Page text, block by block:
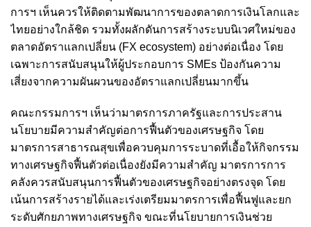
การฯ เห็นควรให้ติดตามพัฒนาการของตลาดการเงินโลกและ
ไทยอย่างใกล้ชิด รวมทั้งผลักดันการสร้างระบบนิเวศใหม่ของ
ตลาดอัตราแลกเปลี่ยน (FX ecosystem) อย่างต่อเนื่อง โดย
เฉพาะการสนับสนุนให้ผู้ประกอบการ SMEs ป้องกันความ
เสี่ยงจากความผันผวนของอัตราแลกเปลี่ยนมากขึ้น
คณะกรรมการฯ เห็นว่ามาตรการภาครัฐและการประสาน
นโยบายมีความสำคัญต่อการฟื้นตัวของเศรษฐกิจ โดย
มาตรการสาธารณสุขเพื่อควบคุมการระบาดที่เอื้อให้กิจกรรม
ทางเศรษฐกิจฟื้นตัวต่อเนื่องยังมีความสำคัญ มาตรการการ
คลังควรสนับสนุนการฟื้นตัวของเศรษฐกิจอย่างตรงจุด โดย
เน้นการสร้างรายได้และเร่งเตรียมมาตรการเพื่อฟื้นฟูและยก
ระดับศักยภาพทางเศรษฐกิจ ขณะที่นโยบายการเงินช่วย